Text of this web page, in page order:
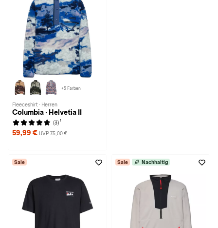
+5 Farben
Fleeceshirt · Herren
Columbia · Helvetia II
(3) 1
59,99 € UVP 75,00 €
Sale Sale Nachhaltig